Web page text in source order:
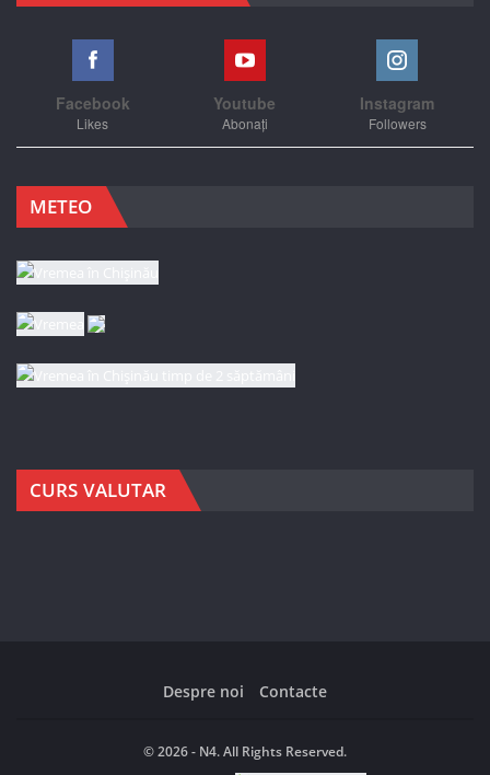
Facebook
Likes
Youtube
Abonați
Instagram
Followers
METEO
CURS VALUTAR
Despre noi Contacte
© 2026 - N4. All Rights Reserved.